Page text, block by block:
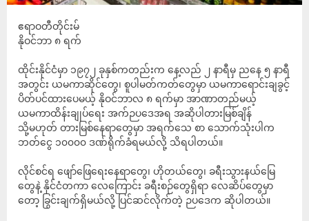
ဧရာဝတီတိုင်းမ်
နိုဝင်ဘာ ၈ ရက်
ထိုင်းနိုင်ငံမှာ ၁၉၇၂ ခုနှစ်ကတည်းက နေ့လည် ၂ နာရီမှ ညနေ ၅ နာရီ
အတွင်း ယမကာဆိုင်တွေ၊ စူပါမတ်ကတ်တွေမှာ ယမကာရောင်းချခွင့်
ပိတ်ပင်ထားပေမယ့် နိုဝင်ဘာလ ၈ ရက်မှာ အာဏာတည်မယ့်
ယမကာထိန်းချုပ်ရေး အက်ဉပဒေအရ အဆိုပါတားမြစ်ချိန်
သို့မဟုတ် တားမြစ်နေရာတွေမှာ အရက်သေ စာ သောက်သုံးပါက
ဘတ်ငွေ ၁၀၀၀၀ ဒဏ်ရိုက်ခံရမယ်လို့ သိရပါတယ်။
လိုင်စင်ရ ဖျော်ဖြေရေးနေရာတွေ၊ ဟိုတယ်တွေ၊ ခရီးသွားနယ်မြေ
တွေနဲ့ နိုင်ငံတကာ လေကြောင်း ခရီးစဉ်တွေရှိရာ လေဆိပ်တွေမှာ
တော့ ခြွင်းချက်ရှိမယ်လို့ ပြင်ဆင်လိုက်တဲ့ ဉပဒေက ဆိုပါတယ်။